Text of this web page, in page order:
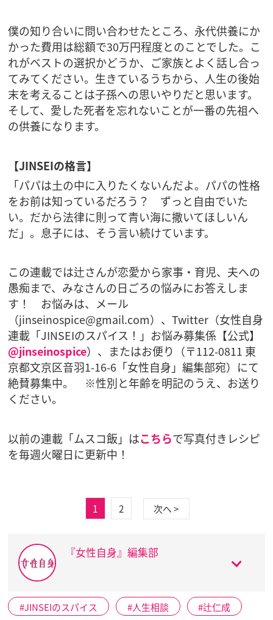
僕の知り合いに問い合わせたところ、永代供養にか
かった費用は総額で30万円程度とのことでした。こ
れがベストの選択かどうか、ご家族とよく話し合っ
てみてください。生きているうちから、人生の後始
末を考えることは子孫への思いやりだと思います。
そして、愛した死者を忘れないことが一番の先祖へ
の供養になります。
【JINSEIの格言】
「パパは土の中に入りたくないんだよ。パパの性格
をお前は知っているだろう？ ずっと自由でいた
い。だから法律に則って青い海に撒いてほしいん
だ」。息子には、そう言い続けています。
この連載では辻さんが恋愛から家事・育児、夫への
愚痴まで、みなさんの日ごろの悩みにお答えしま
す！ お悩みは、メール
（jinseinospice@gmail.com）、Twitter（女性自身
連載「JINSEIのスパイス！」お悩み募集係【公式】
@jinseinospice）、またはお便り（〒112-0811 東
京都文京区音羽1-16-6「女性自身」編集部宛）にて
絶賛募集中。 ※性別と年齢を明記のうえ、お送り
ください。
以前の連載「ムスコ飯」はこちらで写真付きレシピ
を毎週火曜日に更新中！
1 2 次へ >
『女性自身』編集部
JINSEIのスパイス 人生相談 辻仁成